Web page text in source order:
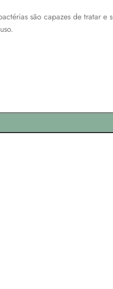
são capazes de tratar e